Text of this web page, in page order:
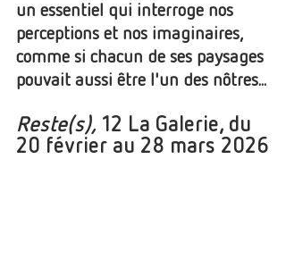
un essentiel qui interroge nos
perceptions et nos imaginaires,
comme si chacun de ses paysages
pouvait aussi être l'un des nôtres...
Reste(s), 12 La Galerie, du
20 février au 28 mars 2026